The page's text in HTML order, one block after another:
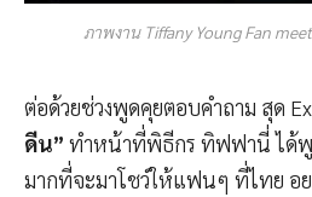
ภาพงาน Tiffany Young Fan
ต่อด้วยช่วงพูดคุยตอบคำถาม สุด
ดีน” ทำหน้าที่พิธีกร ทิฟฟานี่ ได้พู
มากที่จะมาโชว์ให้แฟนๆ ที่ไทย อ